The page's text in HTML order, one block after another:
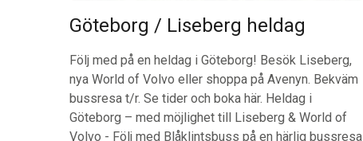
Göteborg / Liseberg heldag
Följ med på en heldag i Göteborg! Besök Liseberg,
nya World of Volvo eller shoppa på Avenyn. Bekväm
bussresa t/r. Se tider och boka här. Heldag i
Göteborg – med möjlighet till Liseberg & World of
Volvo - Följ med Blåklintsbuss på en härlig bussresa